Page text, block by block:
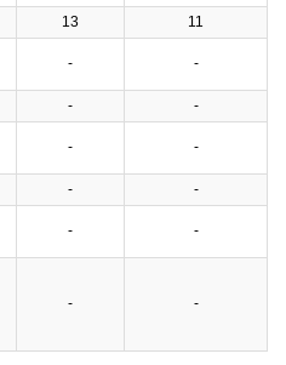
13 11
- -
- -
- -
- -
- -
- -